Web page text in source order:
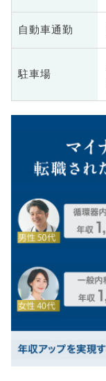
自動車通勤
駐車場